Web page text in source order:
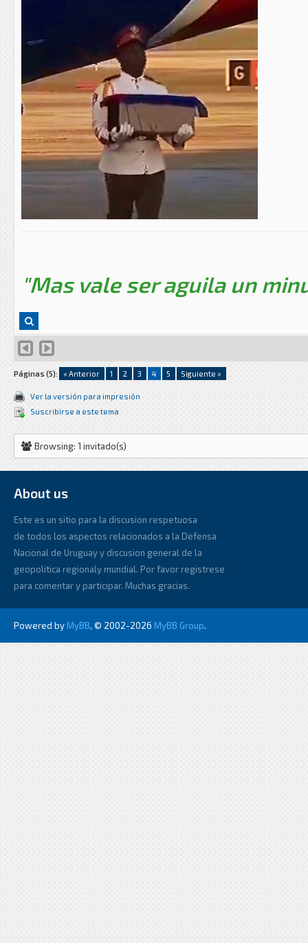
"Mas vale ser aguila un
Páginas (5): « Anterior 1 2 3 4 5 Siguiente »
Ver la versión para impresión
Suscribirse a este tema
Browsing: 1 invitado(s)
About us
Este es un sitio para la discusion respetuosa
de todos los aspectos relacionados a la Defensa
Nacional de Uruguay y discusion general de la
geopolitica regionaly mundial. Por favor registrese
para comentar y participar. Muchas gracias.
Powered by MyBB, © 2002-2026 MyBB Group.